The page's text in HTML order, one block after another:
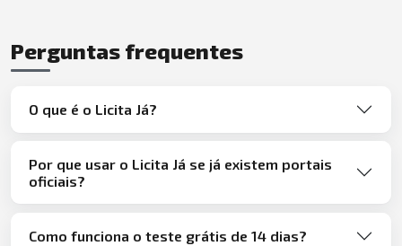
Perguntas frequentes
O que é o Licita Já?
Por que usar o Licita Já se já existem portais
oficiais?
Como funciona o teste grátis de 14 dias?